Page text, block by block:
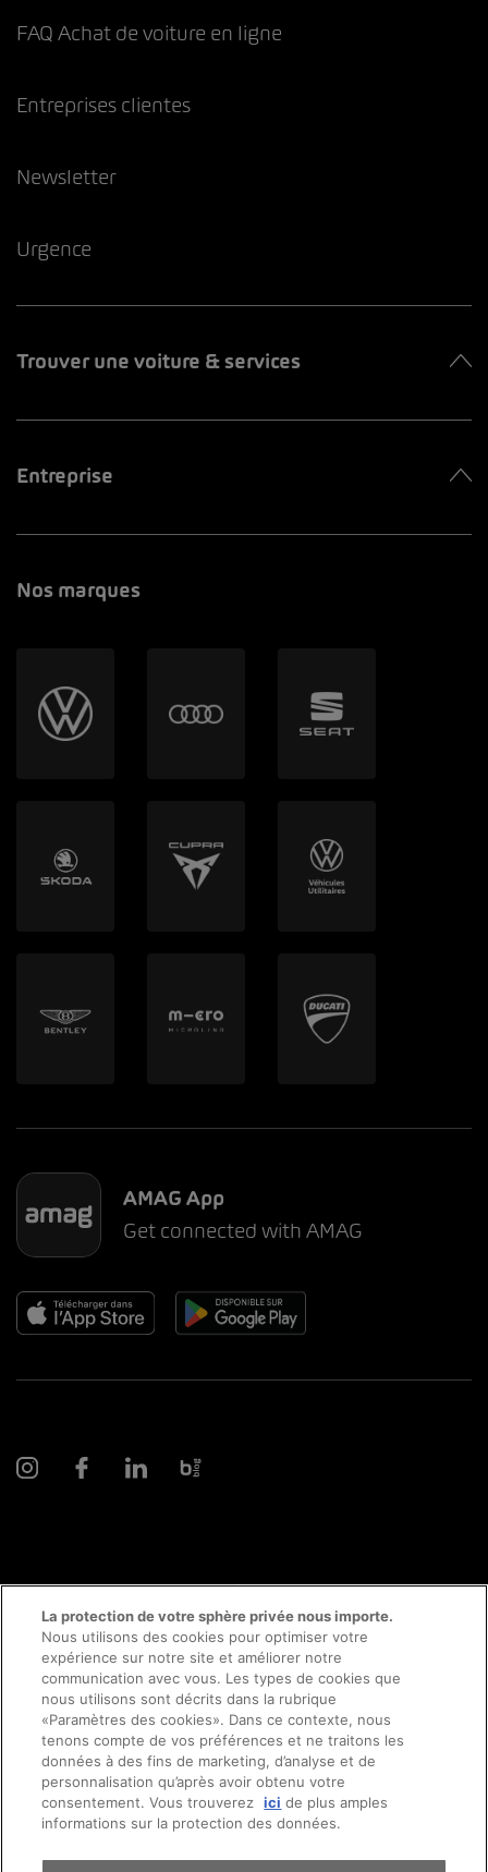
Prendre rendez-vous
Essai sur route
FAQ Achat de voiture en ligne
Entreprises clientes
Newsletter
Urgence
Trouver une voiture & services
Entreprise
Nos marques
AMAG App
Get connected with AMAG
© 2026 AMAG Automobiles et Moteurs SA
Protection des données Mentions légales
Conseil en ligne mentions légales
Directive cookies Impressum
La protection de votre sphère privée nous importe.
Nous utilisons des cookies pour optimiser votre
expérience sur notre site et améliorer notre
communication avec vous. Les types de cookies que
nous utilisons sont décrits dans la rubrique
«Paramètres des cookies». Dans ce contexte, nous
tenons compte de vos préférences et ne traitons les
données à des fins de marketing, d’analyse et de
personnalisation qu’après avoir obtenu votre
consentement. Vous trouverez ici de plus amples
informations sur la protection des données.